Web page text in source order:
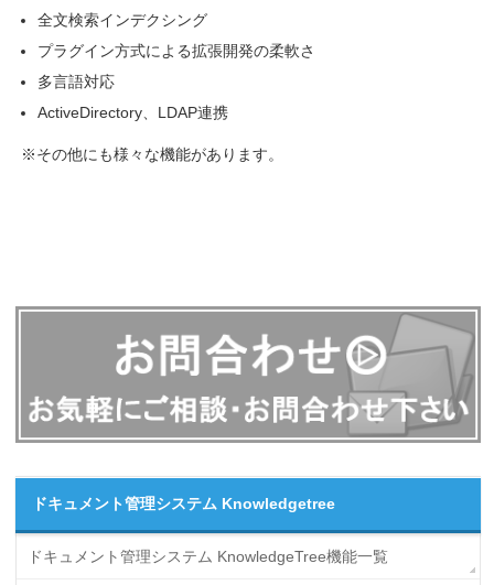
全文検索インデクシング
プラグイン方式による拡張開発の柔軟さ
多言語対応
ActiveDirectory、LDAP連携
※その他にも様々な機能があります。
ドキュメント管理システム Knowledgetree
ドキュメント管理システム KnowledgeTree機能一覧